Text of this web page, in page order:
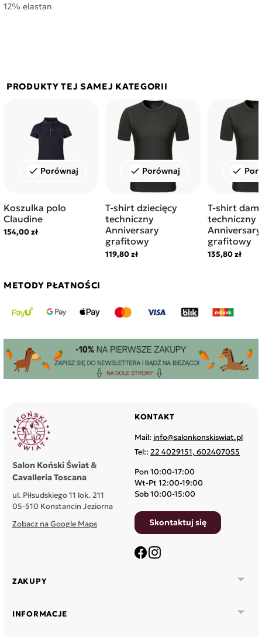
12% elastan
PRODUKTY TEJ SAMEJ KATEGORII
check Porównaj
Koszulka polo
Claudine
154,00 zł
check Porównaj
T-shirt dziecięcy
techniczny
Anniversary
grafitowy
119,80 zł
check
T-shirt
techniczny
Anniversary
grafitowy
135,80 zł
METODY PŁATNOŚCI
Salon Koński Świat &
Cavalleria Toscana
ul. Piłsudskiego 11 lok. 211
05-510 Konstancin Jeziorna
Zobacz na Google Maps
ZAKUPY 
INFORMACJE 
KONTAKT
Mail: info@salonkonskiswiat.pl
Tel:: 22 4029151, 602407055
Pon 10:00-17:00
Wt-Pt 12:00-19:00
Sob 10:00-15:00
Skontaktuj się